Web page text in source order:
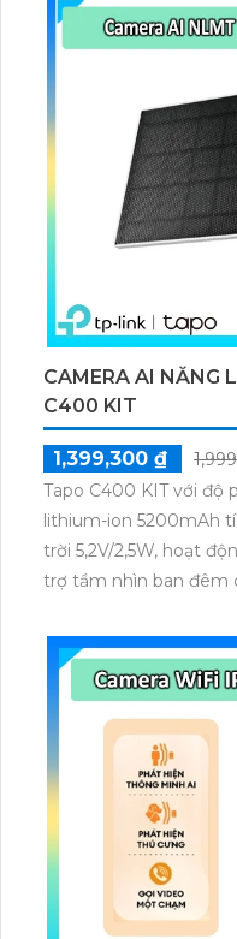
GB.
CAMERA AI NĂNG
C400 KIT
1,399,300 ₫
Tapo C400 KIT với độ
lithium-ion 5200mAh
trời 5,2V/2,5W, hoạt
trợ tầm nhìn ban đêm
dữ liệu qua thẻ